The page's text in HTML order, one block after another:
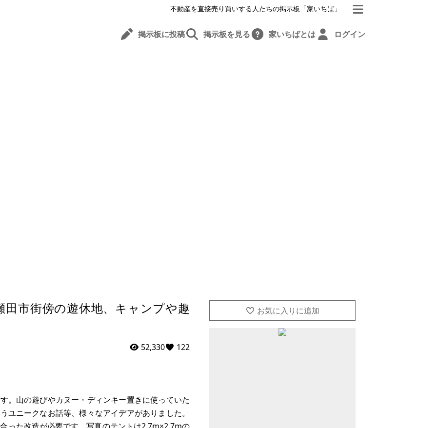
不動産を直接売り買いする人たちの掲示板「家いちば」
掲示板に投稿 掲示板を見る 家いちばとは ログイン
市街傍の遊休地、キャンプや趣
52,330 122
。山の遊びやカヌー・ディンキー置きに使っていた
ユニークなお話等、様々なアイデアがありました。